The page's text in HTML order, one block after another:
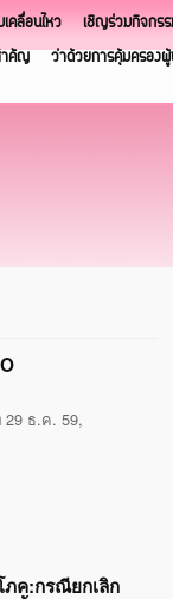
คลื่อนไหว เชิญร่วมกิจกร
ำคัญ ว่าด้วยการคุ้มครองผู้
ธ.ค. 59,
ภค:กรณียกเลิก